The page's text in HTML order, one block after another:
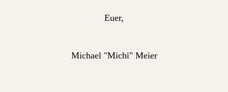
Euer,
Michael "Michi" Meier